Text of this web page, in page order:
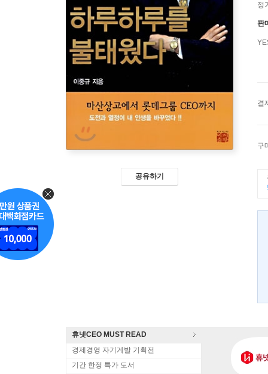
공유하기
정
판
결
구
휴넷CEO MUST READ
경제경영 자기계발 기획전
기간 한정 특가 도서